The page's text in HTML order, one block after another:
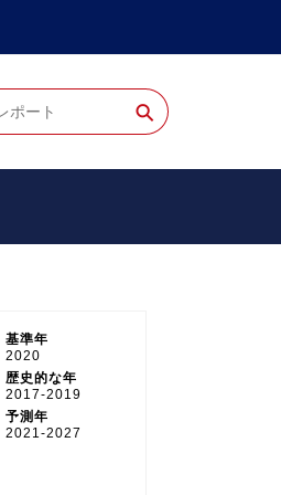
⚲
基準年
2020
歴史的な年
2017-2019
予測年
2021-2027